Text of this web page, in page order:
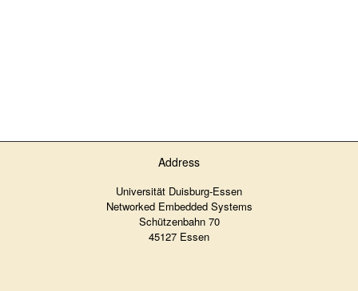
Address
Universität Duisburg-Essen
Networked Embedded Systems
Schützenbahn 70
45127 Essen